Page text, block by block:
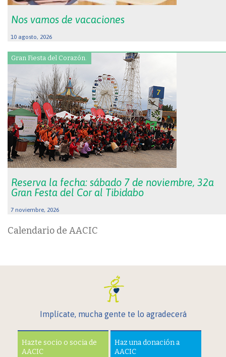
Nos vamos de vacaciones
10 agosto, 2026
Gran Fiesta del Corazón.
Reserva la fecha: sábado 7 de noviembre, 32a
Gran Festa del Cor al Tibidabo
7 noviembre, 2026
Calendario de AACIC
Implícate, mucha gente te lo agradecerá
Hazte socio o socia de
AACIC
Haz una donación a
AACIC